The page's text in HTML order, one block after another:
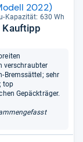
2022)
​Kapa­zi­tät: 630 Wh
Kauftipp
verschraubter
Bremssättel; sehr
top
Gepäckträger.